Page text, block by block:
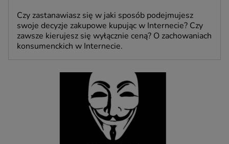
Czy zastanawiasz się w jaki sposób podejmujesz
swoje decyzje zakupowe kupując w Internecie? Czy
zawsze kierujesz się wyłącznie ceną? O zachowaniach
konsumenckich w Internecie.